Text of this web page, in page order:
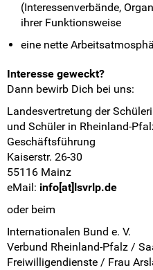
(Interessenverbände,
ihrer Funktionsweise
eine nette
Interesse geweckt?
Dann bewirb Dich bei uns:
Landesvertretung der
und Schüler in Rheinland-
Geschäftsführung
Kaiserstr. 26-30
55116 Mainz
eMail: info[at]lsvrlp.de
oder beim
Internationalen Bund e. V.
Verbund Rheinland-Pfalz /
Freiwilligendienste / Frau